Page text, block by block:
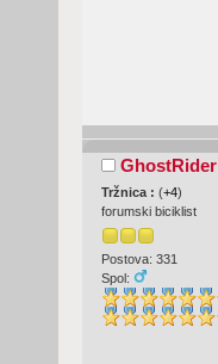
GhostRider
Tržnica : (+4)
forumski biciklist
Postova: 331
Spol: